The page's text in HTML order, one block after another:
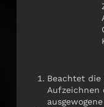
Beachtet die
Aufzeichnen